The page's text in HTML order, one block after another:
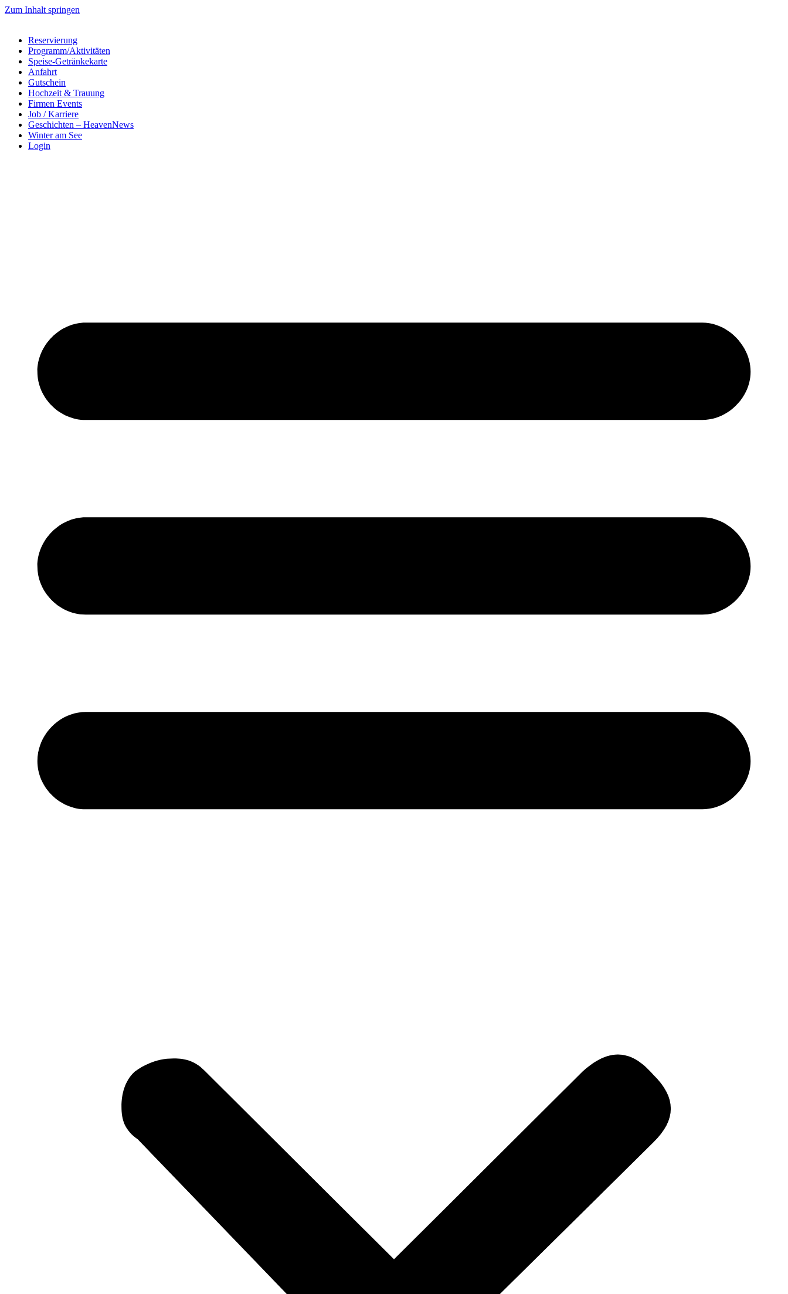
Zum Inhalt springen
Reservierung
Programm/Aktivitäten
Speise-Getränkekarte
Anfahrt
Gutschein
Hochzeit & Trauung
Firmen Events
Job / Karriere
Geschichten – HeavenNews
Winter am See
Login